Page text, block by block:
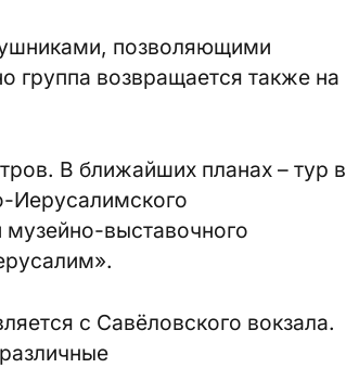
позволяющими
группа возвращается также на
В ближайших планах – тур в
Иерусалимского
выставочного
с Савёловского вокзала.